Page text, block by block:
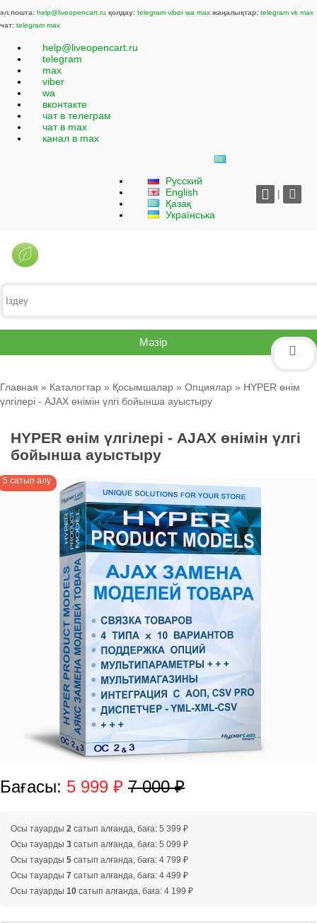
эл.пошта: help@liveopencart.ru қолдау: telegram viber wa max жаңалықтар: telegram vk max
чат: telegram max
help@liveopencart.ru
telegram
max
viber
wa
вконтакте
чат в телеграм
чат в max
канал в max
Русский
English
Қазақ
Українська
|
Мәзір
Главная » Каталогтар » Қосымшалар » Опциялар » HYPER өнім
үлгілері - AJAX өнімін үлгі бойынша ауыстыру
HYPER өнім үлгілері - AJAX өнімін үлгі
бойынша ауыстыру
5 сатып алу
Бағасы: 5 999 ₽ 7 000 ₽
Осы тауарды 2 сатып алғанда, баға: 5 399 ₽
Осы тауарды 3 сатып алғанда, баға: 5 099 ₽
Осы тауарды 5 сатып алғанда, баға: 4 799 ₽
Осы тауарды 7 сатып алғанда, баға: 4 499 ₽
Осы тауарды 10 сатып алғанда, баға: 4 199 ₽